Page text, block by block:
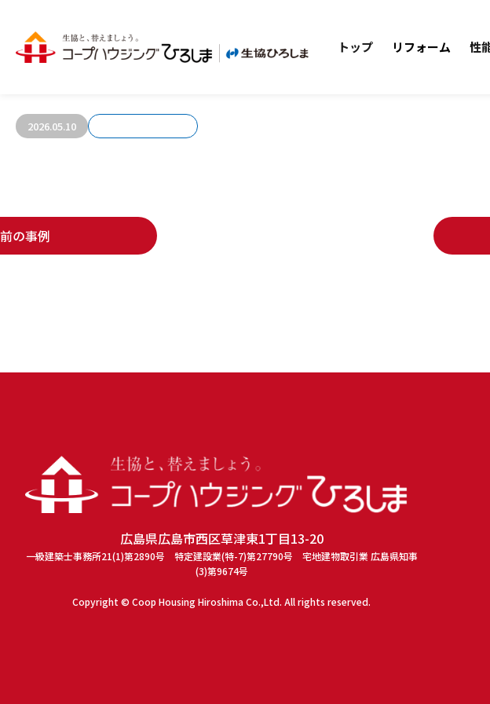
トップ リフォーム 性
お客さまの声990
2026.05.10
前の事例
広島県広島市西区草津東1丁目13-20
一級建築士事務所21(1)第2890号 特定建設業(特-7)第27790号 宅地建物取引業 広島県知事
(3)第9674号
Copyright © Coop Housing Hiroshima Co.,Ltd. All rights reserved.